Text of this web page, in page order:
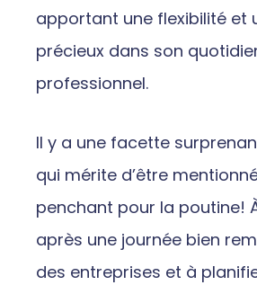
apportant une flexibilité et
précieux dans son
professionnel.
Il y a une facette
qui mérite d’être
penchant pour la poutine!
après une journée bien
des entreprises et à